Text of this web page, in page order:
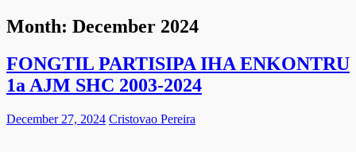
Month: December 2024
FONGTIL PARTISIPA IHA ENKONTRU
1a AJM SHC 2003-2024
December 27, 2024 Cristovao Pereira